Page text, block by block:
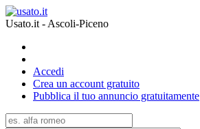
Usato.it - Ascoli-Piceno
Accedi
Crea un account gratuito
Pubblica il tuo annuncio gratuitamente